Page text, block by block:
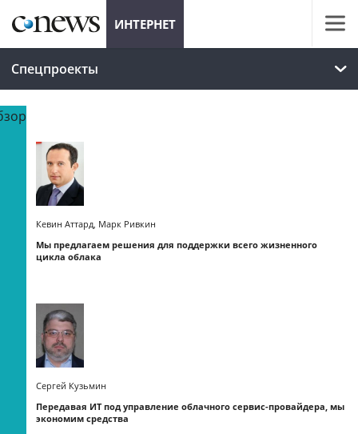
ИНТЕРНЕТ
Спецпроекты
Кевин Аттард, Марк Ривкин
Мы предлагаем решения для поддержки всего жизненного
цикла облака
Сергей Кузьмин
Передавая ИТ под управление облачного сервис-провайдера, мы
экономим средства